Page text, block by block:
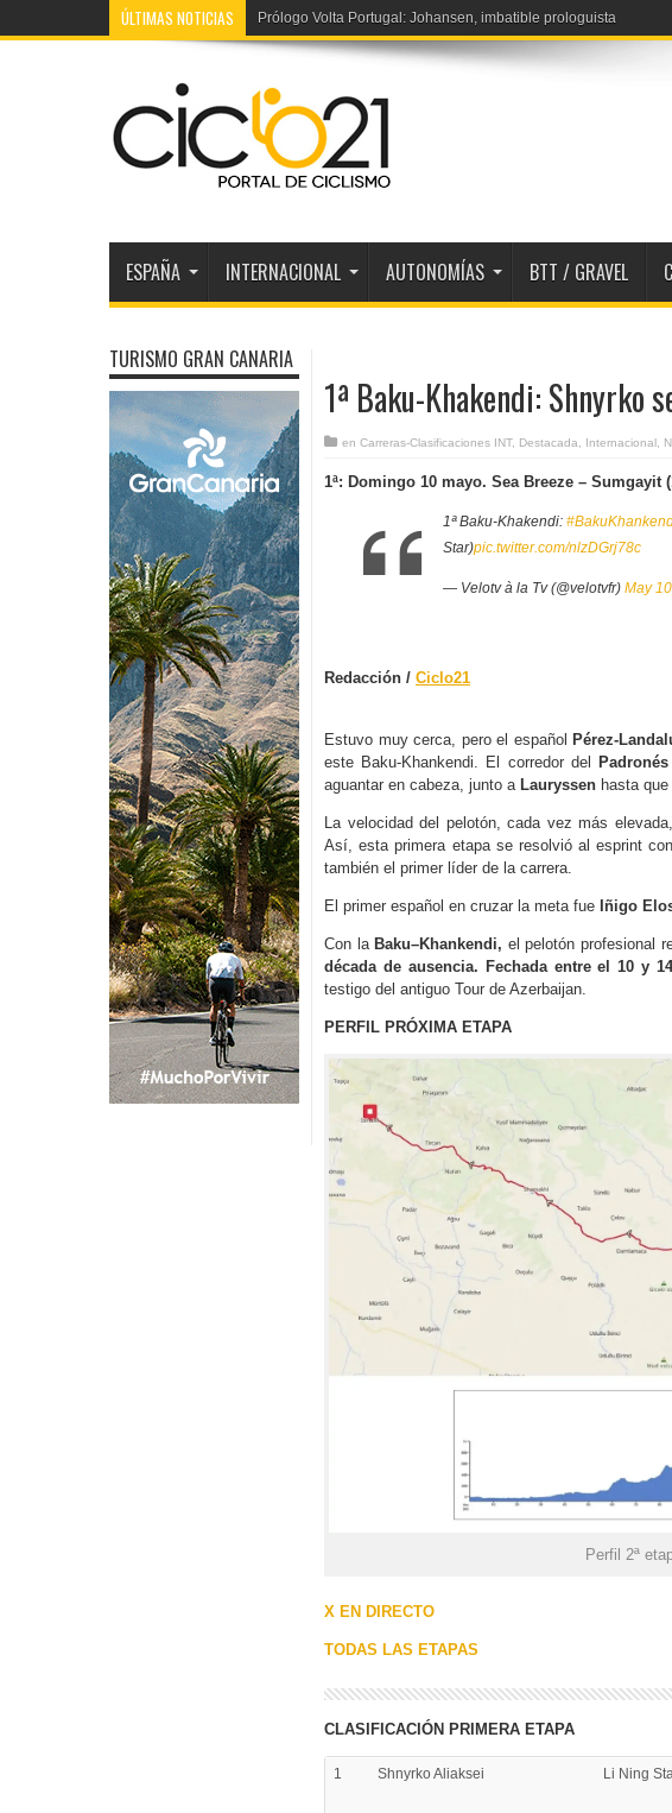
ÚLTIMAS NOTICIAS Prólogo Volta Portugal: Johansen, imbatible prologuista
5ª Tour Francia féminas: Vollering bate a Reusser y Niewiadoma
ESPAÑA INTERNACIONAL AUTONOMÍAS BTT / GRAVEL
1ª Baku-Khakendi: Shnyrko
en Carreras-Clasificaciones INT, Destacada Internacional
1ª: Domingo 10 mayo. Sea Breeze – Sumgayit
1ª Baku-Khakendi:
Star)pic.twitter.com/nlzDGrj78c
— Velotv à la Tv (@velotvfr) May
Redacción / Ciclo21
Estuvo muy cerca, pero el español Pérez-
este Baku-Khankendi. El corredor del
aguantar en cabeza, junto a Lauryssen hasta
La velocidad del pelotón, cada vez más
Así, esta primera etapa se resolvió al esprint
también el primer líder de la carrera.
El primer español en cruzar la meta fue Iñigo
Con la Baku–Khankendi, el pelotón profesional
década de ausencia. Fechada entre el 10 y
testigo del antiguo Tour de Azerbaijan.
PERFIL PRÓXIMA ETAPA
Perfil 2ª
X EN DIRECTO
TODAS LAS ETAPAS
CLASIFICACIÓN PRIMERA ETAPA
1 ShnyrkoAliaksei Li Ning
TURISMO GRAN CANARIA